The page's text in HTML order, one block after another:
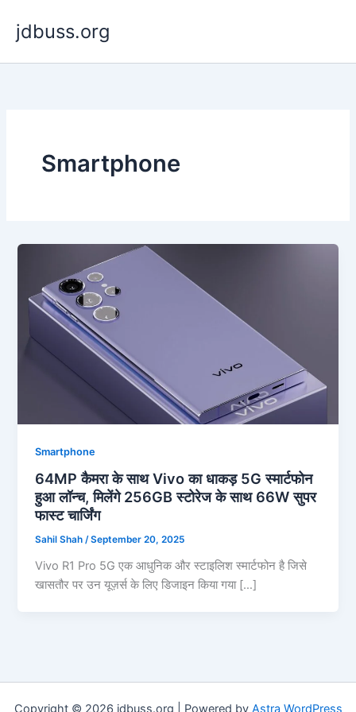
content
jdbuss.org
Smartphone
Smartphone
64MP कैमरा के साथ Vivo का धाकड़ 5G स्मार्टफोन
हुआ लॉन्च, मिलेंगे 256GB स्टोरेज के साथ 66W सुपर
फास्ट चार्जिंग
Sahil Shah/September 20, 2025
Vivo R1 Pro 5G एक आधुनिक और स्टाइलिश स्मार्टफोन है जिसे
खासतौर पर उन यूज़र्स के लिए डिजाइन किया गया […]
Copyright © 2026 jdbuss.org | Powered by Astra WordPress